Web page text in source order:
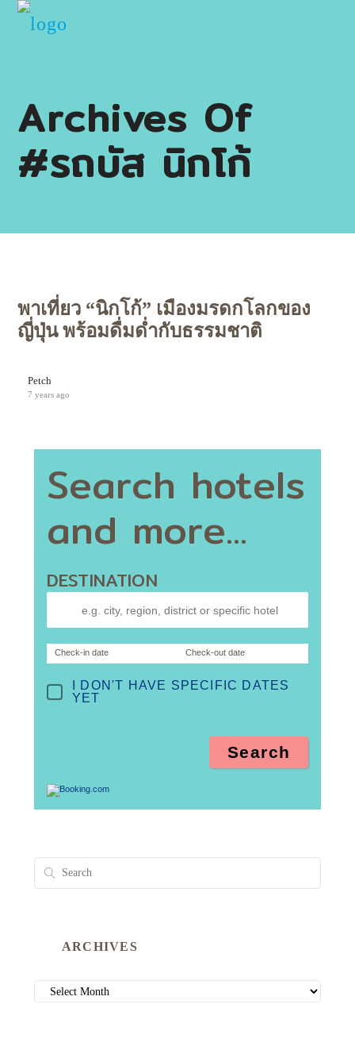
Archives Of
#รถบัส นิกโก้
พาเที่ยว “นิกโก้” เมืองมรดกโลกของ
ญี่ปุ่น พร้อมดื่มด่ำกับธรรมชาติ
Petch
7 years ago
Search hotels
and more...
DESTINATION
Check-in date Check-out date
I DON'T HAVE SPECIFIC DATES
YET
ARCHIVES
ARCHIVES